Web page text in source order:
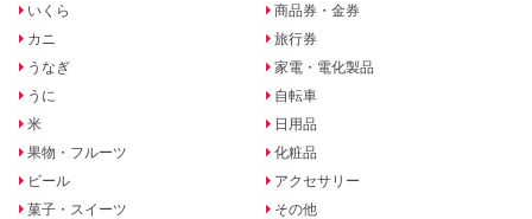
いくら
カニ
うなぎ
うに
米
果物・フルーツ
ビール
菓子・スイーツ
商品券・金券
旅行券
家電・電化製品
自転車
日用品
化粧品
アクセサリー
その他